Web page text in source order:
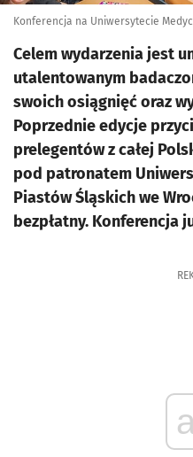
Konferencja na Uniwersytecie
Celem wydarzenia jest
utalentowanym
swoich osiągnięć oraz
Poprzednie edycje
prelegentów z całej
pod patronatem
Piastów Śląskich we
bezpłatny. Konferencja